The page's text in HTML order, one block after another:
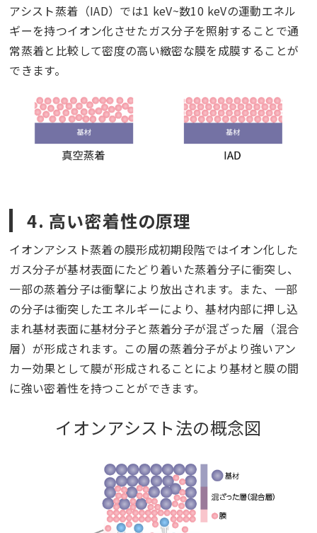
アシスト蒸着（IAD）では1 keV~数10 keVの運動エネル
ギーを持つイオン化させたガス分子を照射することで通
常蒸着と比較して密度の高い緻密な膜を成膜することが
できます。
4. 高い密着性の原理
イオンアシスト蒸着の膜形成初期段階ではイオン化した
ガス分子が基材表面にたどり着いた蒸着分子に衝突し、
一部の蒸着分子は衝撃により放出されます。また、一部
の分子は衝突したエネルギーにより、基材内部に押し込
まれ基材表面に基材分子と蒸着分子が混ざった層（混合
層）が形成されます。この層の蒸着分子がより強いアン
カー効果として膜が形成されることにより基材と膜の間
に強い密着性を持つことができます。
イオンアシスト法の概念図